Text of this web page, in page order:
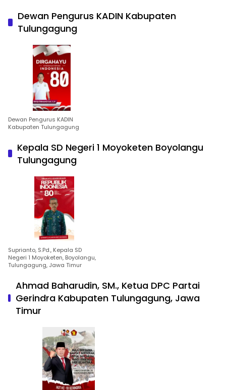
Dewan Pengurus KADIN Kabupaten
Tulungagung
Dewan Pengurus KADIN
Kabupaten Tulungagung
Kepala SD Negeri 1 Moyoketen Boyolangu
Tulungagung
Suprianto, S.Pd., Kepala SD
Negeri 1 Moyoketen, Boyolangu,
Tulungagung, Jawa Timur
Ahmad Baharudin, SM., Ketua DPC Partai
Gerindra Kabupaten Tulungagung, Jawa
Timur